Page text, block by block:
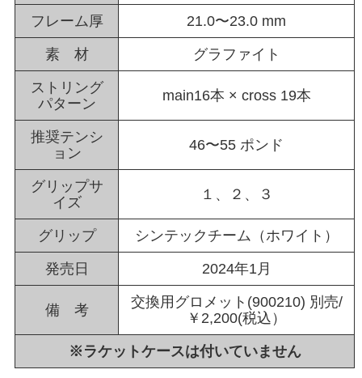
フレーム厚 21.0〜23.0 mm
素 材 グラファイト
ストリング
パターン
main16本 × cross 19本
推奨テンシ
ョン
46〜55 ポンド
グリップサ
イズ
１、２、３
グリップ シンテックチーム（ホワイト）
発売日 2024年1月
備 考
交換用グロメット(900210) 別売/
￥2,200(税込）
※ラケットケースは付いていません